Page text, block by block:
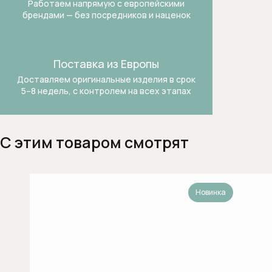
Термостаты
Dialog Oven духовые шкафы
Аксессуары и бытовая химия
Аксессуары к пылесосам
Аксессуары к стиральным и
сушильным машинам
Работаем напрямую с европейскими
брендами — без посредников и наценок
Поставка из Европы
Доставляем оригинальные изделия в срок
5–8 недель, с контролем на всех этапах
С этим товаром смотрят
Новинка